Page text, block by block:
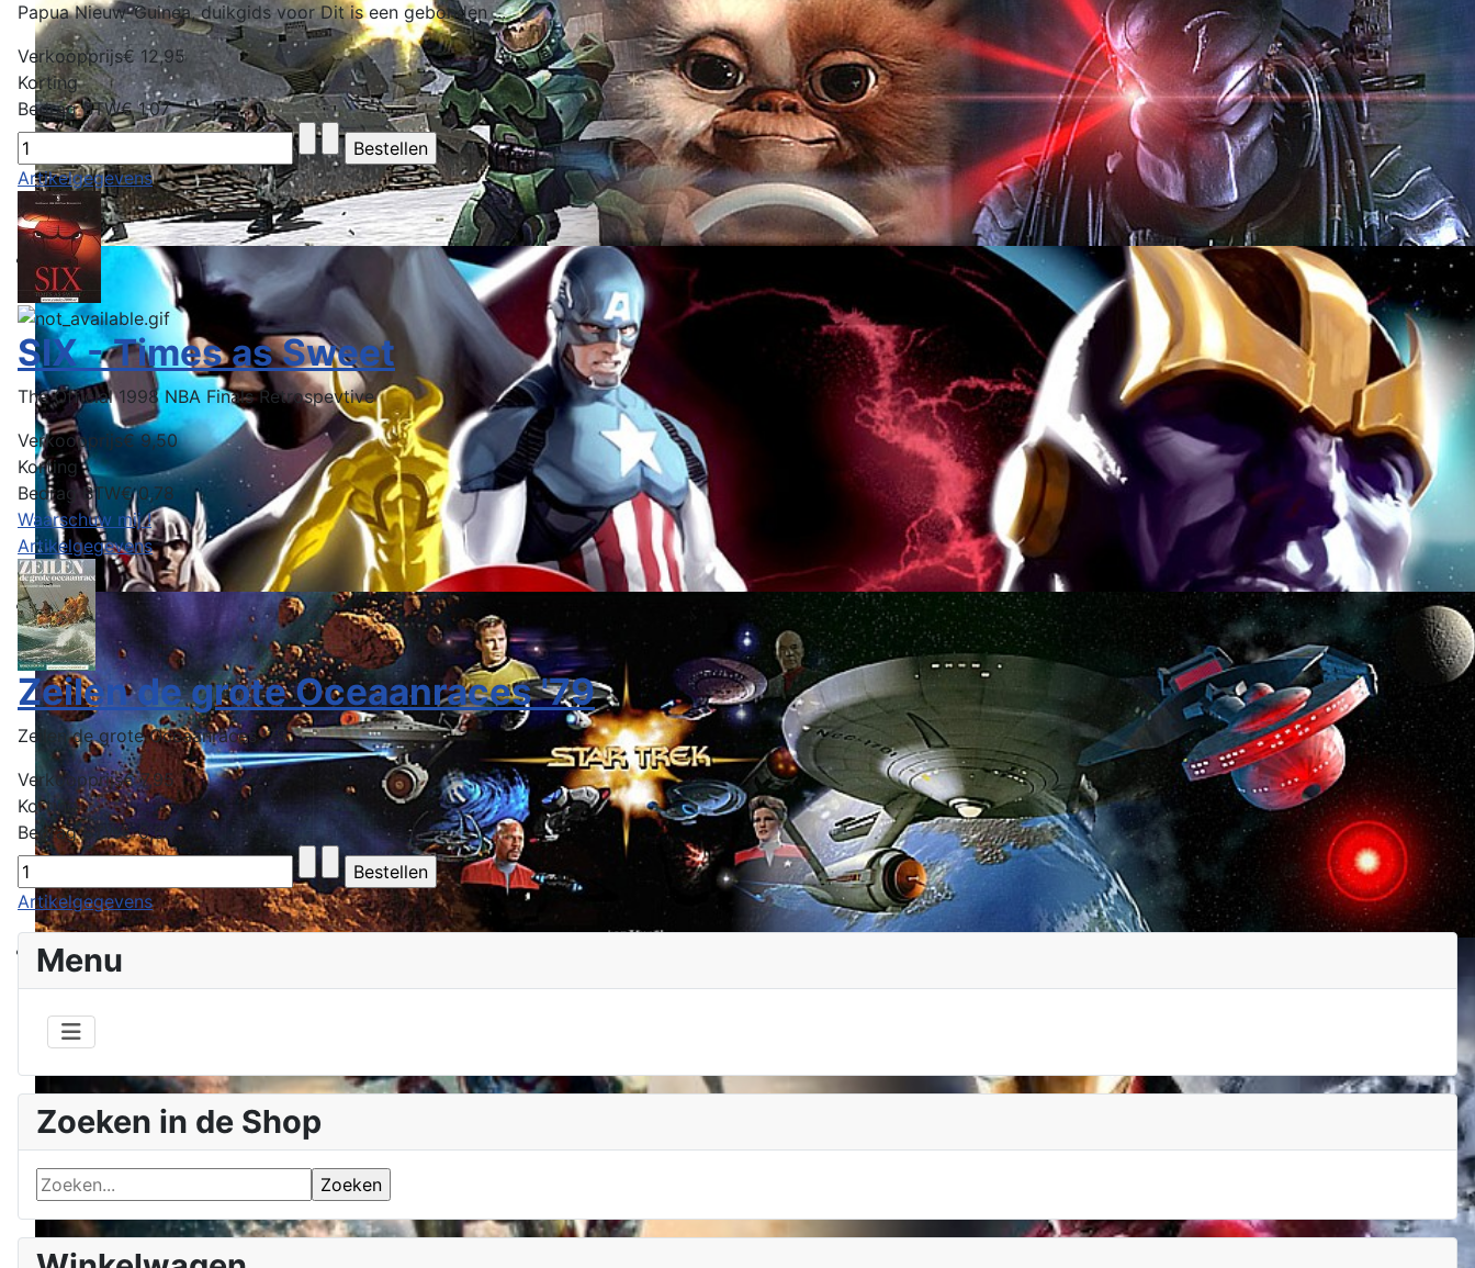
Menu
Zoeken in de Shop
Papua Nieuw-Guinea, duikgids voor Dit is een gebonden ...
Verkoopprijs€ 12,95
Korting
Bedrag BTW€ 1,07
Artikelgegevens
SIX - Times as Sweet
The Official 1998 NBA Finals Retrospevtive
Verkoopprijs€ 9,50
Korting
Bedrag BTW€ 0,78
Waarschuw mij !
Artikelgegevens
Zeilen de grote Oceaanraces '79
Zeilen de grote Oceaanraces '79
Verkoopprijs€ 7,95
Korting
Bedrag BTW€ 0,66
Artikelgegevens